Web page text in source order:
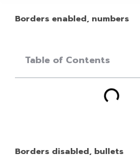
Borders enabled, numbers
Table of Contents
Borders disabled, bullets